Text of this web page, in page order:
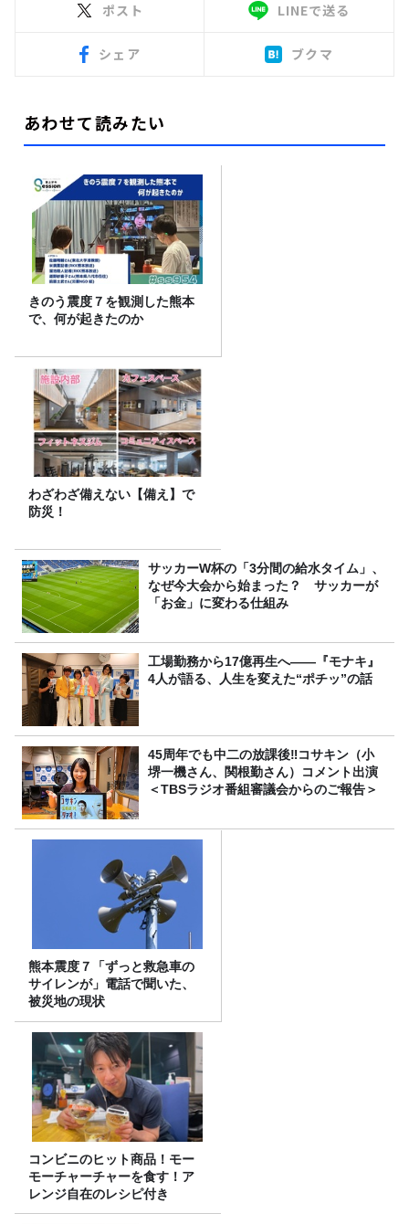
ポスト LINEで送る
シェア ブクマ
あわせて読みたい
きのう震度７を観測した熊本
で、何が起きたのか
わざわざ備えない【備え】で
防災！
サッカーW杯の「3分間の給水タイム」、
なぜ今大会から始まった？ サッカーが
「お金」に変わる仕組み
工場勤務から17億再生へ——『モナキ』
4人が語る、人生を変えた“ポチッ”の話
45周年でも中二の放課後‼コサキン（小
堺一機さん、関根勤さん）コメント出演
＜TBSラジオ番組審議会からのご報告＞
熊本震度７「ずっと救急車の
サイレンが」電話で聞いた、
被災地の現状
コンビニのヒット商品！モー
モーチャーチャーを食す！ア
レンジ自在のレシピ付き